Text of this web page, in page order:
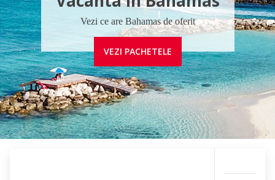
Vezi ce are Bahamas de oferit
VEZI PACHETELE